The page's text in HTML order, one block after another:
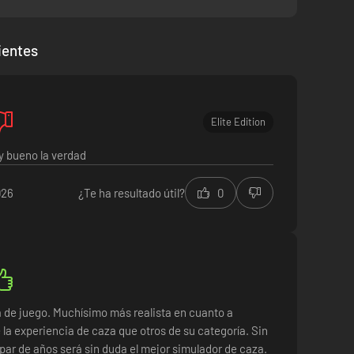
y disfrutar de una experiencia más compleja
para tu vitrina de trofeos
Elite Edition
bueno la verdad
¿Te ha resultado útil? 0
de juego. Muchísimo más realista en cuanto a
experiencia de caza que otros de su categoría. Sin
de años será sin duda el mejor simulador de caza.